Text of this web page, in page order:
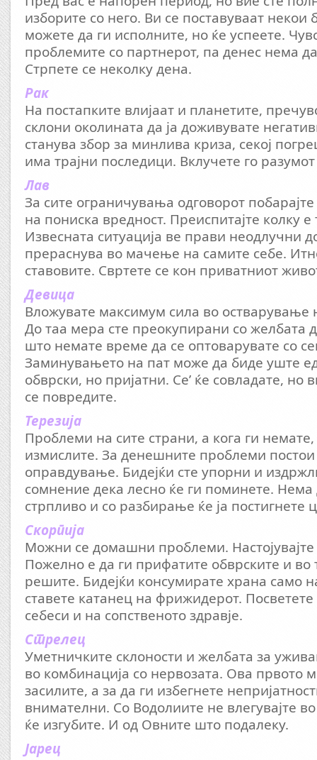
изборите со него. Ви се поставуваат
можете да ги исполните, но ќе успеете.
проблемите со партнерот, па денес нема
Стрпете се неколку дена.
Рак
На постапките влијаат и планетите,
склони околината да ја доживувате
станува збор за минлива криза, секој
има трајни последици. Вклучете го
Лав
За сите ограничувања одговорот побарајте
на пониска вредност. Преиспитајте колку
Извесната ситуација ве прави неодлучни
прераснува во мачење на самите себе.
ставовите. Свртете се кон приватниот
Девица
Вложувате максимум сила во остварување
До таа мера сте преокупирани со желбата
што немате време да се оптоварувате со
Заминувањето на пат може да биде уште
обврски, но пријатни. Се’ ќе совладате, но
се повредите.
Терезија
Проблеми на сите страни, а кога ги
измислите. За денешните проблеми
оправдување. Бидејќи сте упорни и
сомнение дека лесно ќе ги поминете.
стрпливо и со разбирање ќе ја постигнете
Скорпија
Можни се домашни проблеми. Настојувајте
Пожелно е да ги прифатите обврските и
решите. Бидејќи консумирате храна само
ставете катанец на фрижидерот.
себеси и на сопственото здравје.
Стрелец
Уметничките склоности и желбата за
во комбинација со нервозата. Ова првото
засилите, а за да ги избегнете
внимателни. Со Водолиите не влегувајте
ќе изгубите. И од Овните што подалеку.
Јарец